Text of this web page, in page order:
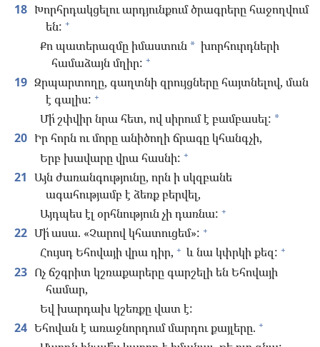
18 Խորհրդակցելու արդյունքում ծրագրերը հաջողվում
են: +
Քո պատերազմը իմաստուն * խորհուրդների
համաձայն մղիր: +
19 Զրպարտողը, գաղտնի զրույցները հայտնելով, ման
է գալիս: +
Մի՛ շփվիր նրա հետ, ով սիրում է բամբասել: *
20 Իր հորն ու մորը անիծողի ճրագը կհանգչի,
Երբ խավարը վրա հասնի: +
21 Այն ժառանգությունը, որն ի սկզբանե
ագահությամբ է ձեռք բերվել,
Այդպես էլ օրհնություն չի դառնա: +
22 Մի՛ ասա. «Չարով կհատուցեմ»: +
Հույսդ Եհովայի վրա դիր, + և նա կփրկի քեզ: +
23 Ոչ ճշգրիտ կշռաքարերը գարշելի են Եհովայի
համար,
Եվ խարդախ կշեռքը վատ է:
24 Եհովան է առաջնորդում մարդու քայլերը. +